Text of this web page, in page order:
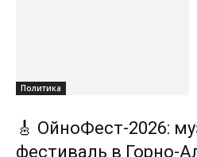
Политика
🎸 ОйноФест-2026:
фестиваль в Горно-